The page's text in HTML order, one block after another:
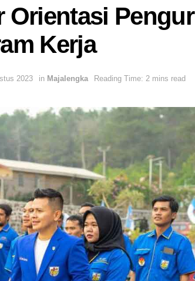
Orientasi
Kerja
2023 in Majalengka Reading Time: 2 mins read